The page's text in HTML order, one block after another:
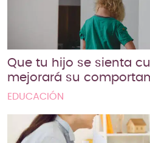
Que tu hijo se sienta
mejorará su
EDUCACIÓN